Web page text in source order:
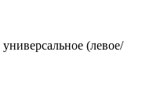
(левое/